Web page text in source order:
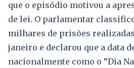
que o episódio motivou a
de lei. O parlamentar
milhares de prisões
janeiro e declarou que a data
nacionalmente como o “Dia